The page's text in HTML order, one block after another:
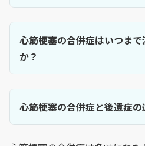
心筋梗塞の合併症はいつま
か？
心筋梗塞の合併症と後遺症の